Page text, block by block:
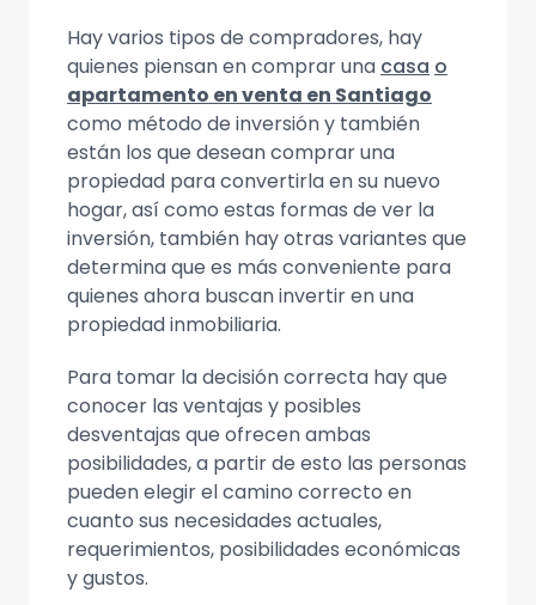
Hay varios tipos de compradores, hay
quienes piensan en comprar una casa o
apartamento en venta en Santiago
como método de inversión y también
están los que desean comprar una
propiedad para convertirla en su nuevo
hogar, así como estas formas de ver la
inversión, también hay otras variantes que
determina que es más conveniente para
quienes ahora buscan invertir en una
propiedad inmobiliaria.
Para tomar la decisión correcta hay que
conocer las ventajas y posibles
desventajas que ofrecen ambas
posibilidades, a partir de esto las personas
pueden elegir el camino correcto en
cuanto sus necesidades actuales,
requerimientos, posibilidades económicas
y gustos.